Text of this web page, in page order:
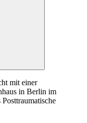
mit einer
in Berlin im